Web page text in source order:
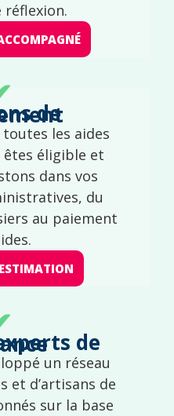
réflexion.
les aides
êtes éligible et
dans vos
du
au paiement
de confiance
un réseau
et d’artisans de
sur la base